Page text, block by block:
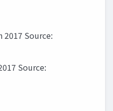
2017 Source:
Source: